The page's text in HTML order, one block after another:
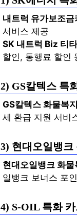
내트럭 유가보조금
서비스 제공
SK 내트럭 Biz 티
할인, 통행료 할인
2) GS칼텍스 특
GS칼텍스 화물복
세 환급 지원 서비
3) 현대오일뱅크
현대오일뱅크 화물
일뱅크 보너스 포
4) S-OIL 특화